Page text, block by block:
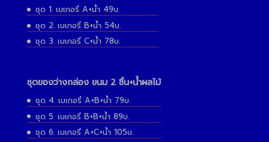
ชุด 1. เบเกอรี่ A+น้ำ 49บ.
ชุด 2. เบเกอรี่ B+น้ำ 54บ.
ชุด 3. เบเกอรี่ C+น้ำ 78บ.
ชุดของว่างกล่อง ขนม 2 ชิ้น+น้ำผลไม้
ชุด 4. เบเกอรี่ A+B+น้ำ 79บ.
ชุด 5. เบเกอรี่ B+B+น้ำ 89บ.
ชุด 6. เบเกอรี่ A+C+น้ำ 105บ.